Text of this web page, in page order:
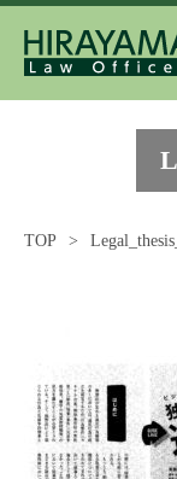
TOP >